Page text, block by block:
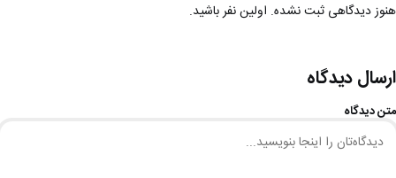
هنوز دیدگاهی ثبت نشده. اولین نفر باشید.
ارسال دیدگاه
متن دیدگاه